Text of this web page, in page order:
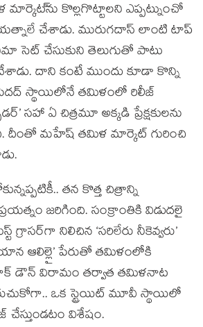
కొల్లగొట్టాలని ఎప్పట్నుంచో
చేశాడు. మురుగదాస్ లాంటి టాప్
సెట్ చేసుకుని‌ తెలుగుతో పాటు
దాని కంటే ముందు కూడా కొన్ని
స్థాయిలోనే తమిళంలో రిలీజ్
సహా ఏ చిత్రమూ అక్కడి ప్రేక్షకులను
దీంతో మహేష్ తమిళ మార్కెట్ గురించి
తన కొత్త చిత్రాన్ని
జరిగింది. సంక్రాంతికి విడుదలై
నిలిచిన ‘సరిలేరు నీకెవ్వరు’
ఆలిల్లై’ పేరుతో తమిళంలోకి
డౌన్ విరామం తర్వాత తమిళనాట
ఒక స్ట్రెయిట్ మూవీ స్థాయిలో
చేస్తుండటం విశేషం.